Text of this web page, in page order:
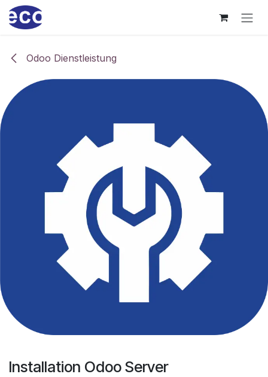
Zum Inhalt springen
Odoo Dienstleistung
Installation Odoo Server